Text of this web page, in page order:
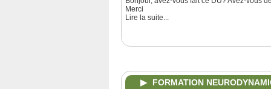
Merci
Lire la suite...
FORMATION